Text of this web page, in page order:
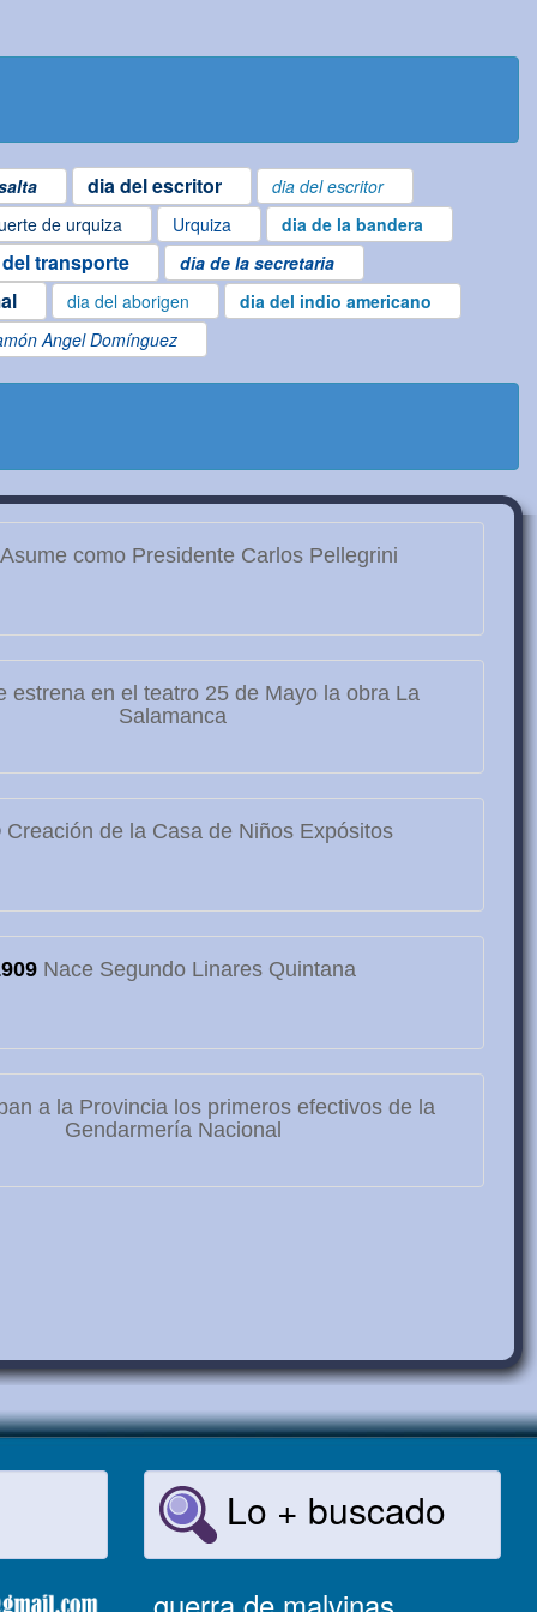
dia del escritor dia del escritor
de urquiza Urquiza dia de la bandera
transporte
dia de la secretaria
dia del aborigen dia del indio americano
Angel Domínguez
Asume como Presidente Carlos Pellegrini
estrena en el teatro 25 de Mayo la obra La
Salamanca
Creación de la Casa de Niños Expósitos
Nace Segundo Linares Quintana
a la Provincia los primeros efectivos de la
Gendarmería Nacional
Lo + buscado